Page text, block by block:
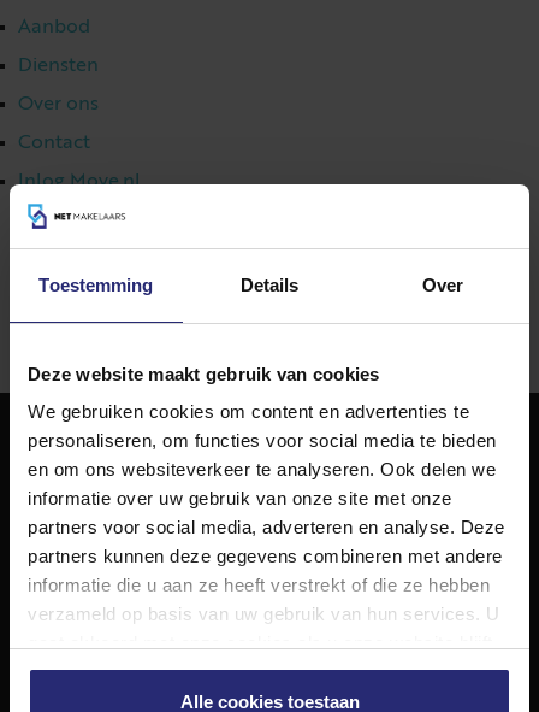
Toestemming Details Over
Deze website maakt gebruik van cookies
We gebruiken cookies om content en advertenties te
personaliseren, om functies voor social media te bieden
en om ons websiteverkeer te analyseren. Ook delen we
informatie over uw gebruik van onze site met onze
partners voor social media, adverteren en analyse. Deze
partners kunnen deze gegevens combineren met andere
informatie die u aan ze heeft verstrekt of die ze hebben
verzameld op basis van uw gebruik van hun services. U
gebruiken.
Alle cookies toestaan
Aanbod
Diensten
Over ons
Contact
Inlog Move.nl
NET Makelaars
NET Makelaars is een modern makelaarskantoor met
decennialange ervaring in het vak en diepgaande kennis
van de huizenmarkt in Haarlem en omstreken.
Volg ons op